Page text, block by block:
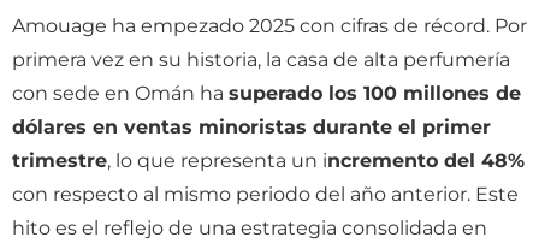
Amouage ha empezado 2025 con cifras de récord. Por
primera vez en su historia, la casa de alta perfumería
con sede en Omán ha superado los 100 millones de
dólares en ventas minoristas durante el primer
trimestre, lo que representa un incremento del 48%
con respecto al mismo periodo del año anterior. Este
hito es el reflejo de una estrategia consolidada en